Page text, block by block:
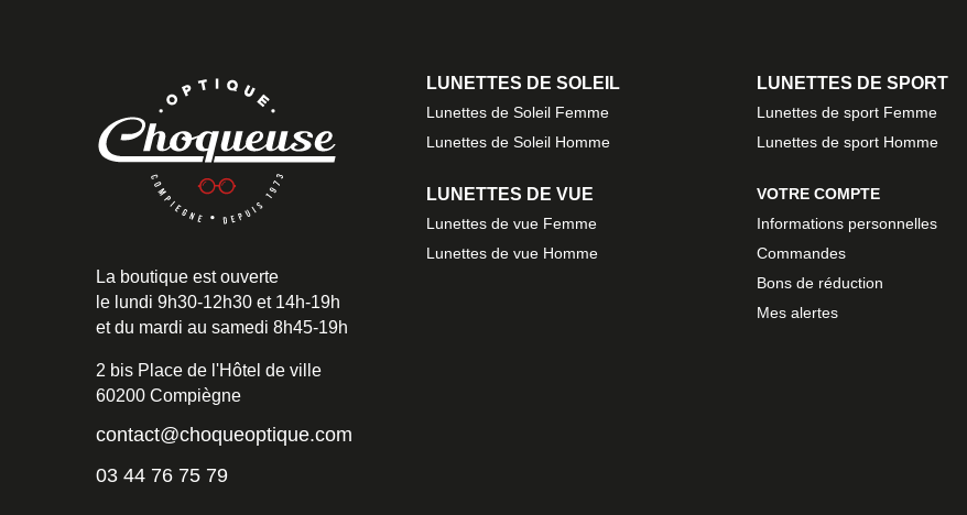
La boutique est ouverte
le lundi 9h30-12h30 et 14h-19h
et du mardi au samedi 8h45-19h
2 bis Place de l'Hôtel de ville
60200 Compiègne
contact@choqueoptique.com
03 44 76 75 79
LUNETTES DE SOLEIL
Lunettes de Soleil Femme
Lunettes de Soleil Homme
LUNETTES DE VUE
Lunettes de vue Femme
Lunettes de vue Homme
LUNETTES DE SPORT
Lunettes de sport Femme
Lunettes de sport Homme
VOTRE COMPTE
Informations personnelles
Commandes
Bons de réduction
Mes alertes